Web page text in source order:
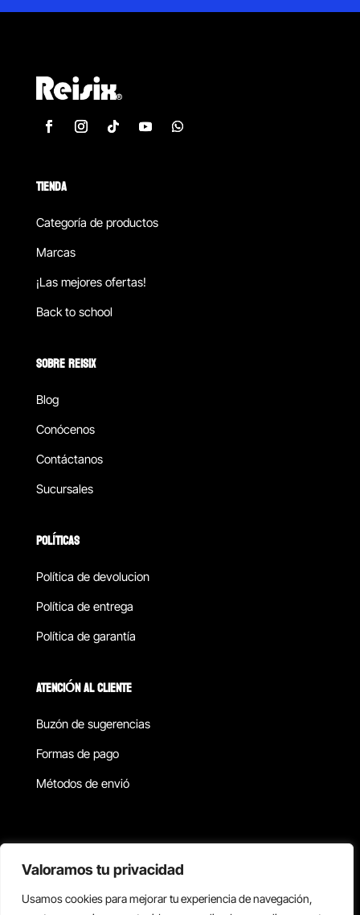
Valoramos tu privacidad
Usamos cookies para mejorar tu experiencia de navegación,
TIENDA
Categoría de productos
Marcas
¡Las mejores ofertas!
Back to school
SOBRE REISIX
Blog
Conócenos
Contáctanos
Sucursales
POLÍTICAS
Política de devolucion
Política de entrega
Política de garantía
ATENCIÓN AL CLIENTE
Buzón de sugerencias
Formas de pago
Métodos de envió
Copyright © 2026 Reisix. Todos los derechos reservados.